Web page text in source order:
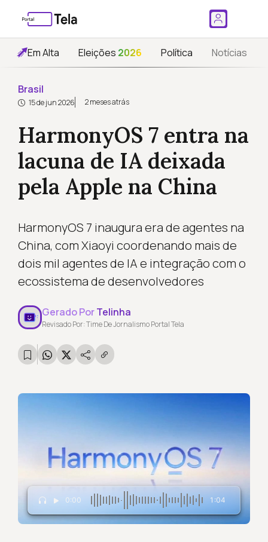
Em Alta Eleições 2026 Política Notícias
Brasil
15 de jun 2026 2 meses atrás
HarmonyOS 7 entra na
lacuna de IA deixada
pela Apple na China
HarmonyOS 7 inaugura era de agentes na
China, com Xiaoyi coordenando mais de
dois mil agentes de IA e integração com o
ecossistema de desenvolvedores
Gerado PorTelinha
Revisado Por: Time De Jornalismo Portal Tela
0:00 1:04